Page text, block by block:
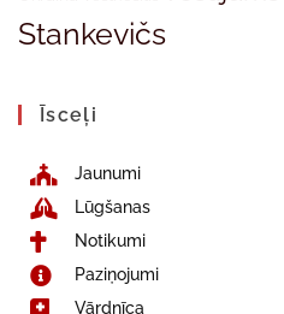
Stankevičs
Īsceļi
Jaunumi
Lūgšanas
Notikumi
Paziņojumi
Vārdnīca